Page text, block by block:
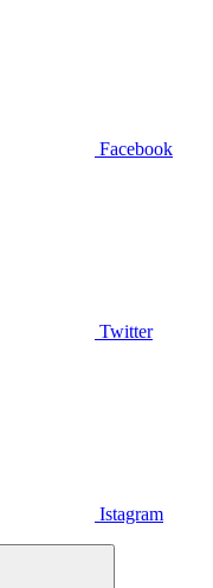
Facebook
Twitter
Istagram